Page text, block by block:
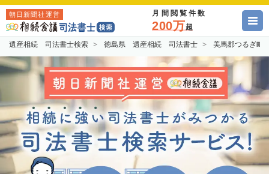
朝日新聞社運営 月間閲覧件数
200万超
遺産相続 司法書士検索 徳島県 遺産相続 司法書士 美馬郡つるぎ